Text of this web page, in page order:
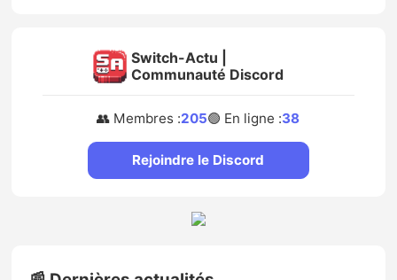
Switch-Actu |
Communauté Discord
👥 Membres :205🟢 En ligne :38
Rejoindre le Discord